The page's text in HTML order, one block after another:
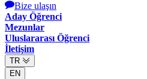
Bize ulaşın
Aday Öğrenci
Mezunlar
Uluslararası Öğrenci
İletişim
TR
EN